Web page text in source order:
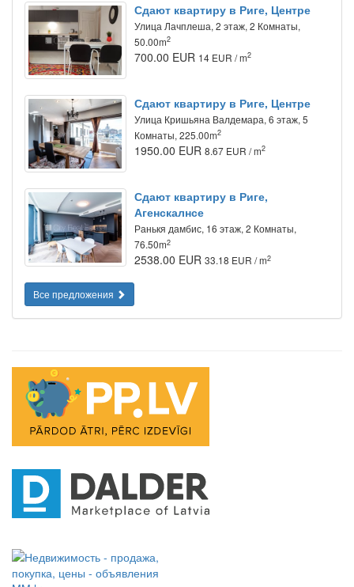
Сдают квартиру в Риге, Центре
Улица Лачплеша, 2 этаж, 2 Комнаты,
50.00m2
700.00 EUR 14 EUR / m2
Сдают квартиру в Риге, Центре
Улица Кришьяна Валдемара, 6 этаж, 5
Комнаты, 225.00m2
1950.00 EUR 8.67 EUR / m2
Сдают квартиру в Риге,
Агенскалнсе
Ранькя дамбис, 16 этаж, 2 Комнаты,
76.50m2
2538.00 EUR 33.18 EUR / m2
Все предложения